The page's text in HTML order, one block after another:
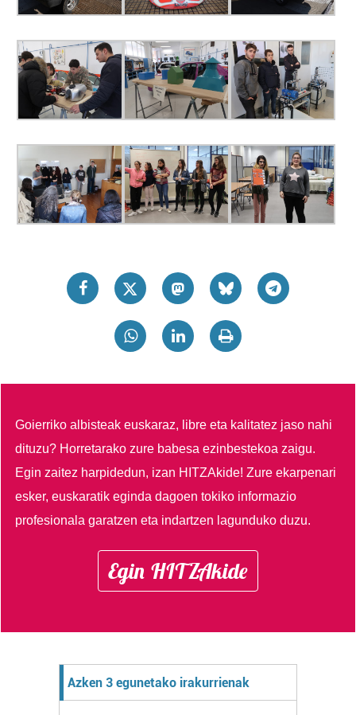
Goierriko albisteak euskaraz, libre eta kalitatez jaso nahi
dituzu? Horretarako zure babesa ezinbestekoa zaigu.
Egin zaitez harpidedun, izan HITZAkide!Zure ekarpenari
esker, euskaratik eginda dagoen tokiko informazio
profesionala garatzen eta indartzen lagunduko duzu.
Egin HITZAkide
Azken 3 egunetako irakurrienak